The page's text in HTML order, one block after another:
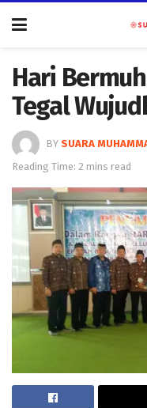
Hari
Tegal
BY SUARA
Reading Time: 2 mins read